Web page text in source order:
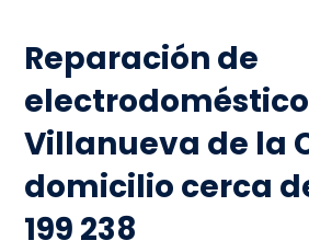
Reparación de
Villanueva de la
domicilio cerca
199 238